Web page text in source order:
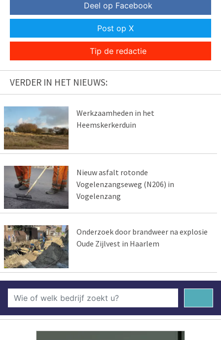
Deel op Facebook
Post op X
Tip de redactie
VERDER IN HET NIEUWS:
Werkzaamheden in het
Heemskerkerduin
Nieuw asfalt rotonde
Vogelenzangseweg (N206) in
Vogelenzang
Onderzoek door brandweer na explosie
Oude Zijlvest in Haarlem